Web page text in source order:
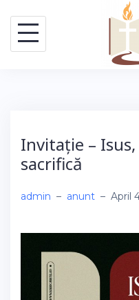
content
Invitație –
sacrifică
admin – anunt – April